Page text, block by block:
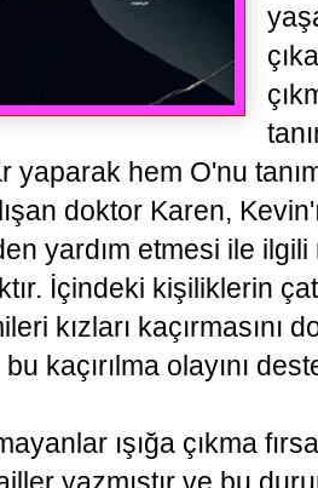
yaparak hem O'nu
doktor Karen,
yardım etmesi ile
İçindeki kişiliklerin
kızları kaçırmasını
kaçırılma olayını
ışığa çıkma